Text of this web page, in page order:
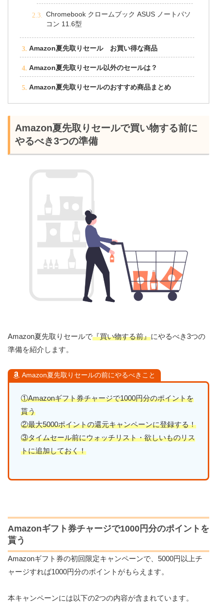
Chromebook クロームブック ASUS ノートパソ
コン 11.6型
Amazon夏先取りセール お買い得な商品
Amazon夏先取りセール以外のセールは？
Amazon夏先取りセールのおすすめ商品まとめ
Amazon夏先取りセールで買い物する前に
やるべき3つの準備
Amazon夏先取りセールで『買い物する前』にやるべき3つの
準備を紹介します。
Amazon夏先取りセールの前にやるべきこと
①Amazonギフト券チャージで1000円分のポイントを
貰う
②最大5000ポイントの還元キャンペーンに登録する！
③タイムセール前にウォッチリスト・欲しいものリス
トに追加しておく！
Amazonギフト券チャージで1000円分のポイントを
貰う
Amazonギフト券の初回限定キャンペーンで、5000円以上チ
ャージすれば1000円分のポイントがもらえます。
本キャンペーンには以下の2つの内容が含まれています。